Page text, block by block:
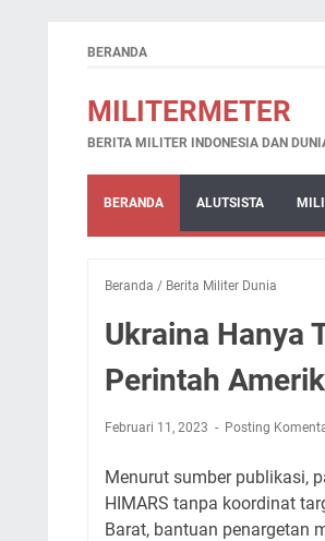
BERANDA
MILITERMETER
BERITA MILITER INDONESIA DAN
BERANDA ALUTSISTA
Beranda / Berita Militer Dunia
Ukraina Hanya
Perintah
Februari 11, 2023 Posting
Menurut sumber publikasi,
HIMARS tanpa koordinat
Barat, bantuan penargetan